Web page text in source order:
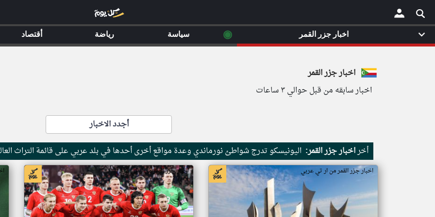
×
اخبار جزر القمر
اخبار سابقه من قبل حوالي ٣ ساعات
أجدد الاخبار
أخراخبار جزر القمر: اليونيسكو تدرج شواطئ نورماندي وعدة مواقع أخرى أحدها في بلد عربي على قائمة التراث
اخبار جزر القمر من ار تي عربي اخبار جزر القمر من ار تي عربي
اخبار جزر القمر ◉ سياسة رياضة أقتصاد